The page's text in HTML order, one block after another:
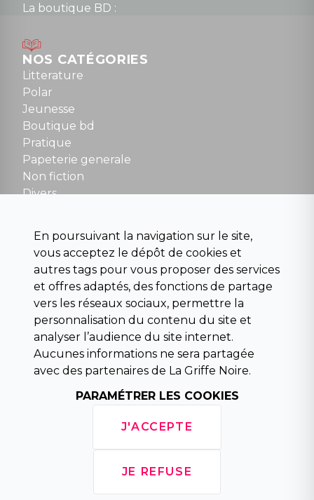
La boutique BD :
Mardi au samedi : 10h à 13h / 14h à 19h
Dimanche : 10h30 à 12h30
Tel : 01 48 89 13 88
NOUS CONTACTER
contact@la-griffe-noire.com
NOS CATÉGORIES
Litterature
Polar
Jeunesse
Boutique bd
Pratique
Papeterie generale
Non fiction
Divers
Para scolaire
Histoire
Pochoteque
Pleiade
INFORMATIONS
Droit de rétractation
Conditions générales de vente
Mentions légales
Horaires d'ouverture
En poursuivant la navigation sur le site,
vous acceptez le dépôt de cookies et
autres tags pour vous proposer des services
et offres adaptés, des fonctions de partage
vers les réseaux sociaux, permettre la
personnalisation du contenu du site et
analyser l’audience du site internet.
Aucunes informations ne sera partagée
avec des partenaires de La Griffe Noire.
PARAMÉTRER LES COOKIES
J'ACCEPTE
JE REFUSE